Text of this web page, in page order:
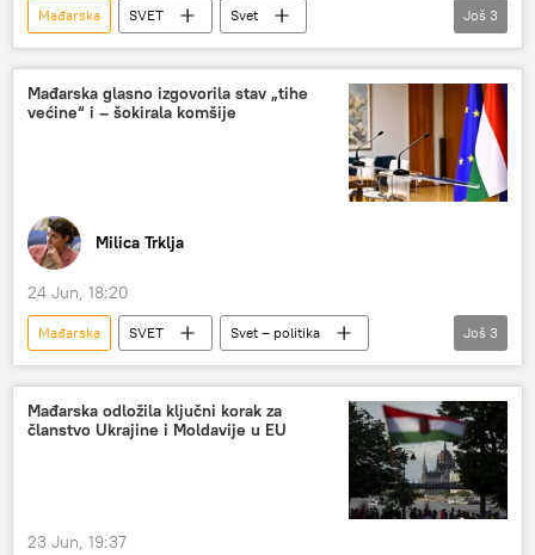
Mađarska SVET
Svet
Specijalna vojna operacija u Ukrajini – vesti
Bugarska
oružje
Još 3
Mađarska glasno izgovorila stav „tihe
većine“ i – šokirala komšije
Milica Trklja
24 Jun, 18:20
Mađarska SVET
Svet – politika
Evropska unija (EU)
Ukrajina
Analize i mišljenja
Još 3
Mađarska odložila ključni korak za
članstvo Ukrajine i Moldavije u EU
23 Jun, 19:37